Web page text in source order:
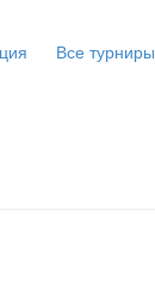
Все турниры